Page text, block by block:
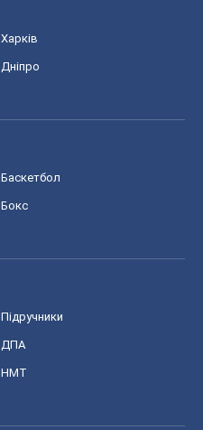
Харків
Дніпро
Баскетбол
Бокс
Підручники
ДПА
НМТ